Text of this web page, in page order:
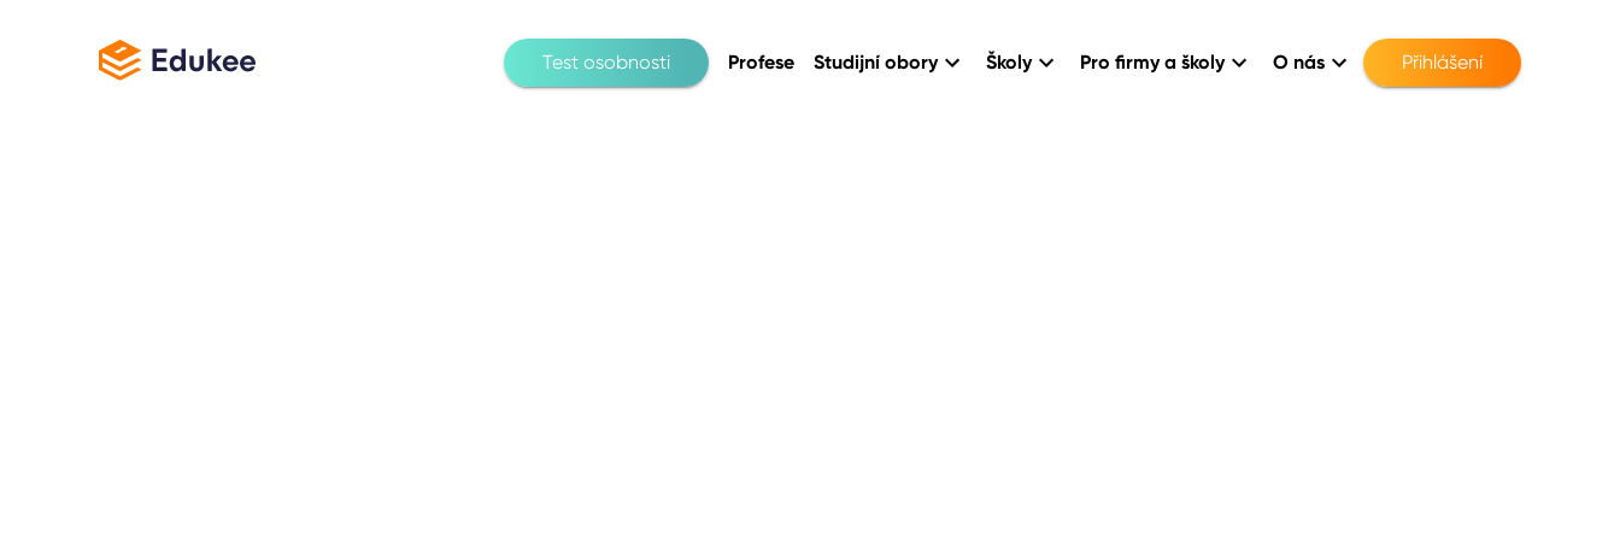
Test osobnosti Profese Studijní obory Školy Pro firmy a školy O nás Přihlášení